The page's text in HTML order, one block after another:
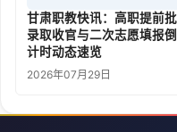
甘肃职教快讯：高职提前批
录取收官与二次志愿填报倒
计时动态速览
2026年07月29日